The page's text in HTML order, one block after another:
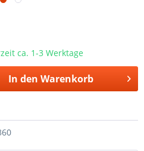
ca. 1-3 Werktage
In den Warenkorb